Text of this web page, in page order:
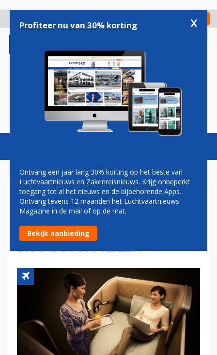
gaan
Check in
Magazine Podcasts Vacatures
SINGAPORE AIRLINES HOUDT
VAST AAN GROEISTRATEGIE
ONDANKS STIJGENDE
BRANDSTOFPRIJZEN
Profiteer nu van 30% korting x
Ontvang een jaar lang 30% korting op het beste van
Luchtvaartnieuws en Zakenreisnieuws. Krijg onbeperkt
toegang tot al het nieuws en de bijbehorende Apps.
Ontvang tevens 12 maanden het Luchtvaartnieuws
Magazine in de mail of op de mat.
Bekijk aanbieding